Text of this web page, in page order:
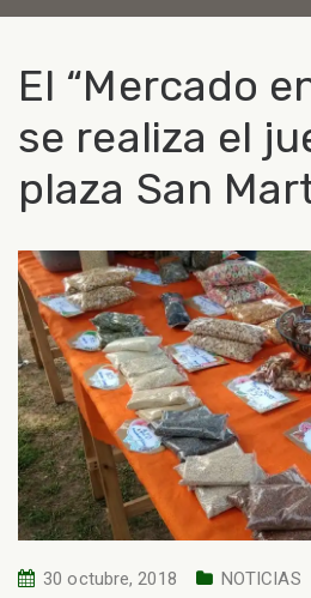
El “Mercado
se realiza el
plaza San
30 octubre, 2018 NOTICIAS